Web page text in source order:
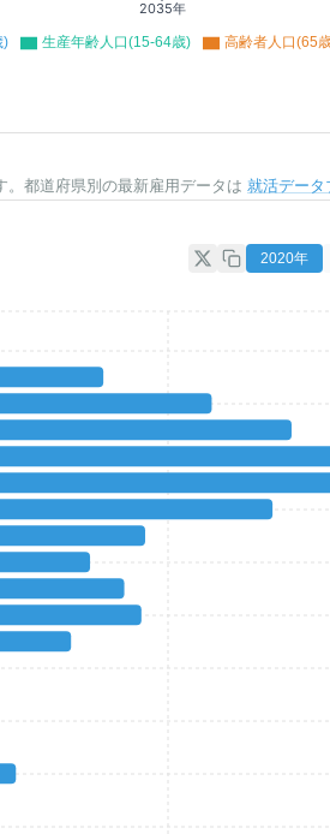
2035年
) 生産年齢人口(15-64歳) 高齢者人口(65
都道府県別の最新雇用データは 就活データ
2020年